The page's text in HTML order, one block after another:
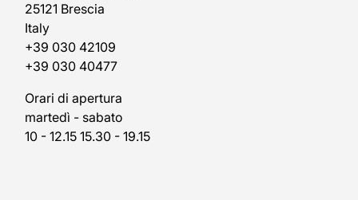
25121 Brescia
Italy
+39 030 42109
+39 030 40477
Orari di apertura
martedì - sabato
10 - 12.15 15.30 - 19.15